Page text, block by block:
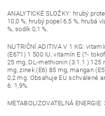
ANALYTICKÉ SLOŽKY: hrubý
10,0 %, hrubý popel 6,5 %, hrubá
%, sodík 0,1 %.
NUTRIČNÍ ADITIVA V 1 KG:
(E671) 1 500 IU, vitamín E (?-
25 mg, DL-methionin (3.1.1.) 125
mg, zinek (E6) 85 mg, mangan
0,2 mg. Obsahuje EU schválené
6: 1,9%.
METABOLIZOVATELNÁ